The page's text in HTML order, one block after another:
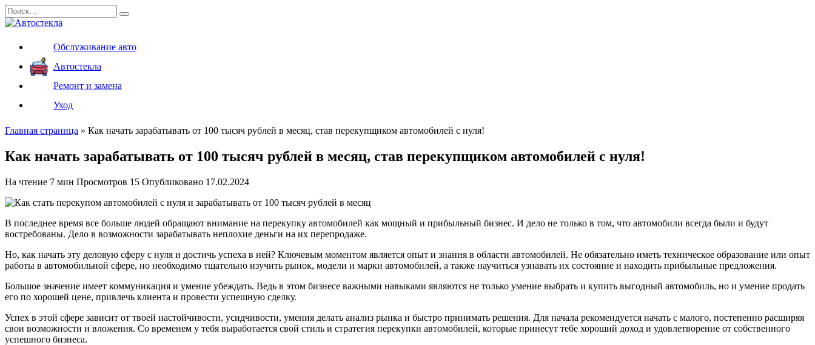
Перейти
к
Search
for:
Обслуживание авто
Автостекла
Ремонт и замена
Уход
Главная страница » Как начать зарабатывать от 100 тысяч рублей в месяц, став перекупщиком автомобилей с нуля!
Как начать зарабатывать от 100 тысяч рублей в месяц, став перекупщиком автомобилей с нуля!
На чтение 7 мин Просмотров 15 Опубликовано 17.02.2024
В последнее время все больше людей обращают внимание на перекупку автомобилей как мощный и прибыльный бизнес. И дело не только в том, что автомобили всегда были и будут
востребованы. Дело в возможности зарабатывать неплохие деньги на их перепродаже.
Но, как начать эту деловую сферу с нуля и достичь успеха в ней? Ключевым моментом является опыт и знания в области автомобилей. Не обязательно иметь техническое образование или опыт
работы в автомобильной сфере, но необходимо тщательно изучить рынок, модели и марки автомобилей, а также научиться узнавать их состояние и находить прибыльные предложения.
Большое значение имеет коммуникация и умение убеждать. Ведь в этом бизнесе важными навыками являются не только умение выбрать и купить выгодный автомобиль, но и умение продать
его по хорошей цене, привлечь клиента и провести успешную сделку.
Успех в этой сфере зависит от твоей настойчивости, усидчивости, умения делать анализ рынка и быстро принимать решения. Для начала рекомендуется начать с малого, постепенно расширяя
свои возможности и вложения. Со временем у тебя выработается свой стиль и стратегия перекупки автомобилей, которые принесут тебе хороший доход и удовлетворение от собственного
успешного бизнеса.